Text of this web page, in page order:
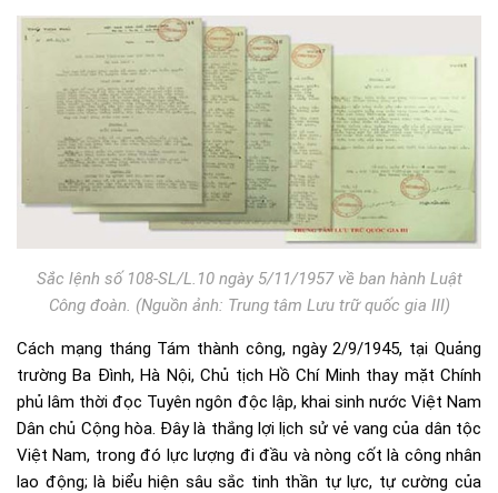
Sắc lệnh số 108-SL/L.10 ngày 5/11/1957 về ban hành Luật
Công đoàn. (Nguồn ảnh: Trung tâm Lưu trữ quốc gia III)
Cách mạng tháng Tám thành công, ngày 2/9/1945, tại Quảng
trường Ba Đình, Hà Nội, Chủ tịch Hồ Chí Minh thay mặt Chính
phủ lâm thời đọc Tuyên ngôn độc lập, khai sinh nước Việt Nam
Dân chủ Cộng hòa. Đây là thắng lợi lịch sử vẻ vang của dân tộc
Việt Nam, trong đó lực lượng đi đầu và nòng cốt là công nhân
lao động; là biểu hiện sâu sắc tinh thần tự lực, tự cường của